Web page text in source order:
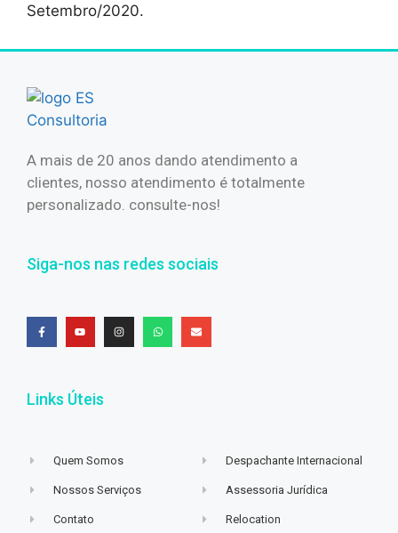
Setembro/2020.
A mais de 20 anos dando atendimento a
clientes, nosso atendimento é totalmente
personalizado. consulte-nos!
Siga-nos nas redes sociais
Links Úteis
Quem Somos
Nossos Serviços
Contato
Despachante Internacional
Assessoria Jurídica
Relocation